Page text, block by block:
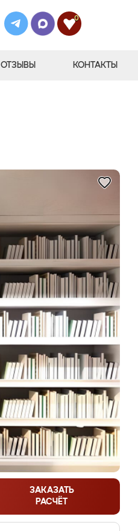
0
ОТЗЫВЫ КОНТАКТЫ
ЗАКАЗАТЬ
РАСЧЁТ